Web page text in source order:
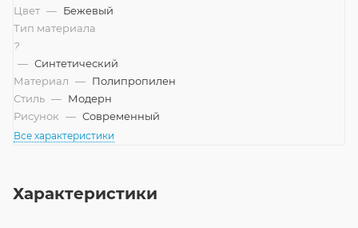
Цвет — Бежевый
Тип материала
?
— Синтетический
Материал — Полипропилен
Стиль — Модерн
Рисунок — Современный
Все характеристики
Характеристики